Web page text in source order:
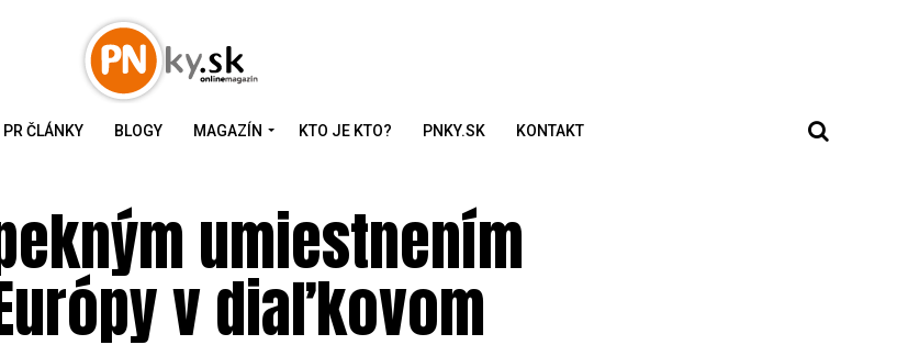
PR ČLÁNKY BLOGY MAGAZÍN KTO JE KTO? PNKY.SK KONTAKT
umiestnením
v diaľkovom